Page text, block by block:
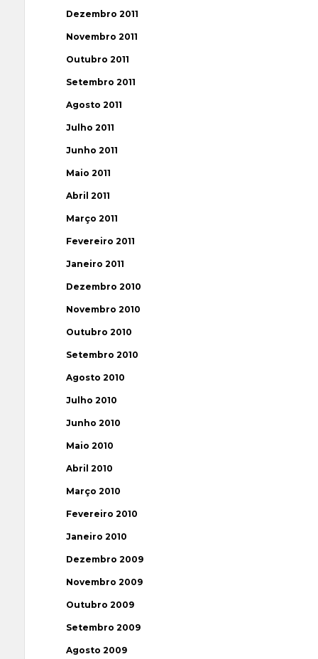
Dezembro 2011
Novembro 2011
Outubro 2011
Setembro 2011
Agosto 2011
Julho 2011
Junho 2011
Maio 2011
Abril 2011
Março 2011
Fevereiro 2011
Janeiro 2011
Dezembro 2010
Novembro 2010
Outubro 2010
Setembro 2010
Agosto 2010
Julho 2010
Junho 2010
Maio 2010
Abril 2010
Março 2010
Fevereiro 2010
Janeiro 2010
Dezembro 2009
Novembro 2009
Outubro 2009
Setembro 2009
Agosto 2009